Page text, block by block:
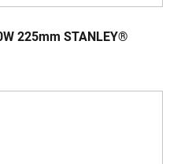
225mm STANLEY®